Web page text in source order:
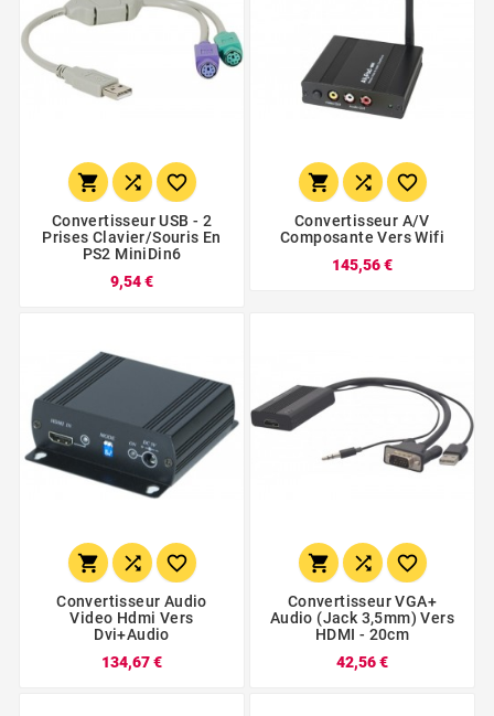
  
Convertisseur USB - 2
Prises Clavier/Souris En
PS2 MiniDin6
9,54 €
  
Convertisseur A/v
Composante Vers Wifi
145,56 €
  
Convertisseur Audio
Video Hdmi Vers
Dvi+audio
134,67 €
  
Convertisseur VGA+
Audio (jack 3,5mm) Vers
HDMI - 20cm
42,56 €